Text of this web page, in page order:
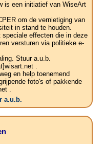
is een initiatief van WiseArt
om de vernietiging van
in stand te houden.
effecten die in deze
versturen via politieke e-
Stuur a.u.b.
.
en help toenemend
foto's of pakkende
.
a.u.b.